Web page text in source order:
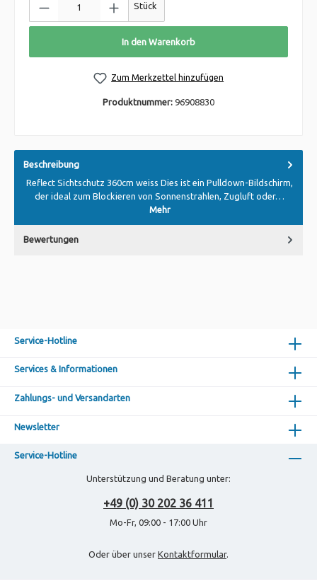
Stück
In den Warenkorb
Zum Merkzettel hinzufügen
Produktnummer: 96908830
Beschreibung
Reflect Sichtschutz 360cm weiss Dies ist ein Pulldown-Bildschirm,
der ideal zum Blockieren von Sonnenstrahlen, Zugluft oder…
Mehr
Bewertungen
Service-Hotline
Services & Informationen
Zahlungs- und Versandarten
Newsletter
Service-Hotline
Unterstützung und Beratung unter:
+49 (0) 30 202 36 411
Mo-Fr, 09:00 - 17:00 Uhr
Oder über unser Kontaktformular.